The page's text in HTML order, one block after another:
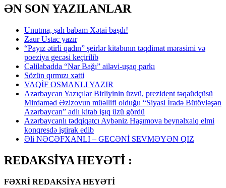
ƏN SON YAZILANLAR
Unutma, şah babam Xətai başdı!
Zaur Ustac yazır
“Payız ətirli qadın” şeirlər kitabının təqdimat mərasimi və
poeziya gecəsi keçirilib
Cəlilabadda “Nar Bağı” ailəvi-uşaq parkı
Sözün qırmızı xətti
VAQİF OSMANLI YAZIR
Azərbaycan Yazıçılar Birliyinin üzvü, prezident təqaüdçüsü
Mirdaməd Əzizovun müəllifi olduğu “Siyasi İradə Bütövləşən
Azərbaycan” adlı kitab işıq üzü gördü
Azərbaycanlı tədqiqatçı Aybəniz Haşımova beynəlxalq elmi
konqresdə iştirak edib
Əli NƏCƏFXANLI – GECƏNİ SEVMƏYƏN QIZ
REDAKSİYA HEYƏTİ :
FƏXRİ REDAKSİYA HEYƏTİ